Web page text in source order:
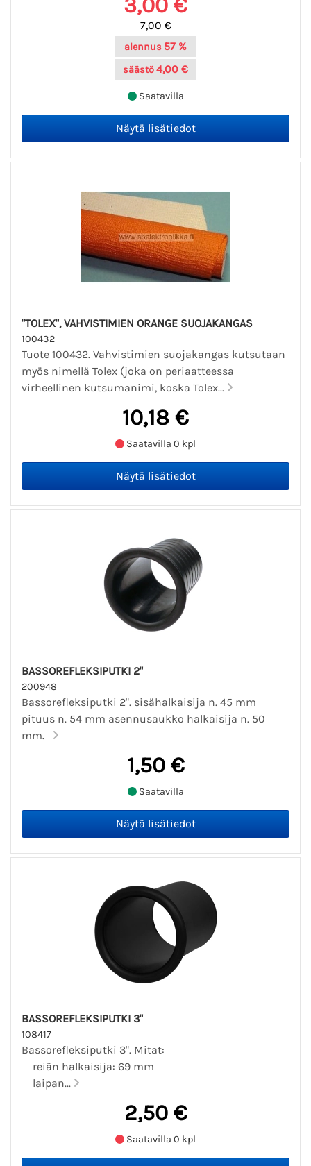
3,00 €
7,00 €
alennus 57 %
säästö4,00 €
Saatavilla
"TOLEX", VAHVISTIMIEN ORANGE SUOJAKANGAS
100432
Tuote 100432. Vahvistimien suojakangas kutsutaan
myös nimellä Tolex (joka on periaatteessa
virheellinen kutsumanimi, koska Tolex...
10,18 €
Saatavilla 0 kpl
BASSOREFLEKSIPUTKI 2"
200948
Bassorefleksiputki 2". sisähalkaisija n. 45 mm
pituus n. 54 mm asennusaukko halkaisija n. 50
mm.
1,50 €
Saatavilla
BASSOREFLEKSIPUTKI 3"
108417
Bassorefleksiputki 3". Mitat:
reiän halkaisija: 69 mm
laipan...
2,50 €
Saatavilla 0 kpl